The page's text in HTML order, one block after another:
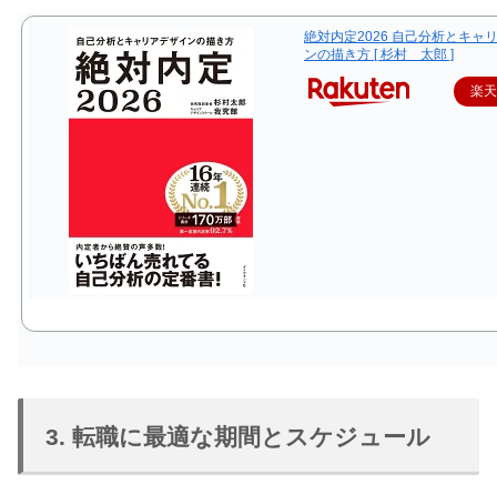
絶対内定2026 自己分析とキャ
ンの描き方 [ 杉村 太郎 ]
楽
3. 転職に最適な期間とスケジュール